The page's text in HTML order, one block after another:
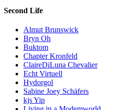
Second Life
Almut Brunswick
Bryn Oh
Buktom
Chapter Kronfeld
ClaireDiLuna Chevalier
Echt Virtuell
Hydorgol
Sabine Joey Schäfers
kjs Yip